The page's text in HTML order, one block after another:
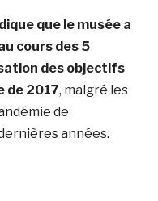
que le musée a
cours des 5
des objectifs
de 2017, malgré les
de
années.